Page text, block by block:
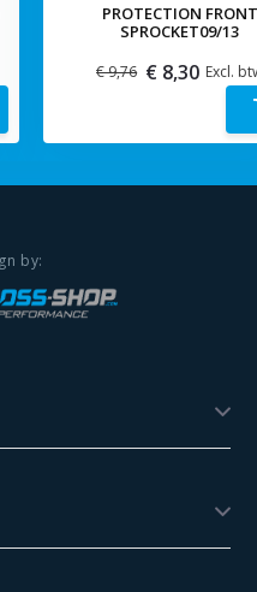
PROTECTION FRONT
SPROCKET09/13
€ 9,76 € 8,30 Excl.